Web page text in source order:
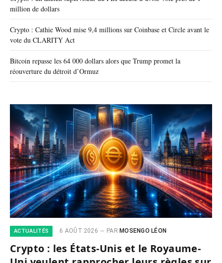
million de dollars
Crypto : Cathie Wood mise 9,4 millions sur Coinbase et Circle avant le
vote du CLARITY Act
Bitcoin repasse les 64 000 dollars alors que Trump promet la
réouverture du détroit d’Ormuz
ACTUALITÉS 6 AOÛT 2026 PAR MOSENGO LÉON
Crypto : les États-Unis et le Royaume-